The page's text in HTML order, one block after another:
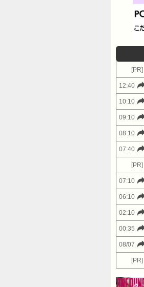
[PR]
12:40
10:10
09:10
08:10
07:40
[PR]
07:10
06:10
02:10
00:35
08/07
[PR]